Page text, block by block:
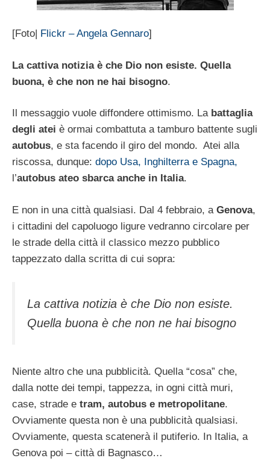
[Foto| Flickr – Angela Gennaro]
La cattiva notizia è che Dio non esiste. Quella
buona, è che non ne hai bisogno.
Il messaggio vuole diffondere ottimismo. La battaglia
degli atei è ormai combattuta a tamburo battente sugli
autobus, e sta facendo il giro del mondo. Atei alla
riscossa, dunque: dopo Usa, Inghilterra e Spagna,
l’autobus ateo sbarca anche in Italia.
E non in una città qualsiasi. Dal 4 febbraio, a Genova,
i cittadini del capoluogo ligure vedranno circolare per
le strade della città il classico mezzo pubblico
tappezzato dalla scritta di cui sopra:
La cattiva notizia è che Dio non esiste.
Quella buona è che non ne hai bisogno
Niente altro che una pubblicità. Quella “cosa” che,
dalla notte dei tempi, tappezza, in ogni città muri,
case, strade e tram, autobus e metropolitane.
Ovviamente questa non è una pubblicità qualsiasi.
Ovviamente, questa scatenerà il putiferio. In Italia, a
Genova poi – città di Bagnasco…